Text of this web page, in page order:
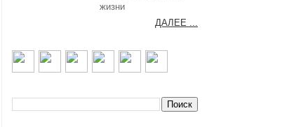
жизни
ДАЛЕЕ ...